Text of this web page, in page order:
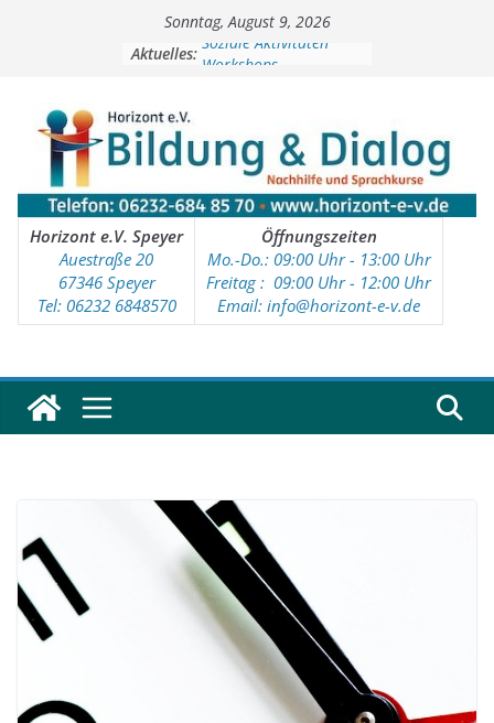
Sonntag, August 9, 2026
Aktuelles: Soziale Aktivitäten
Vorschulprojekt
Horizont e.V. Speyer
Auestraße 20
67346 Speyer
Tel: 06232 6848570
Öffnungszeiten
Mo.-Do.: 09:00 Uhr - 13:00 Uhr
Freitag : 09:00 Uhr - 12:00 Uhr
Email: info@horizont-e-v.de